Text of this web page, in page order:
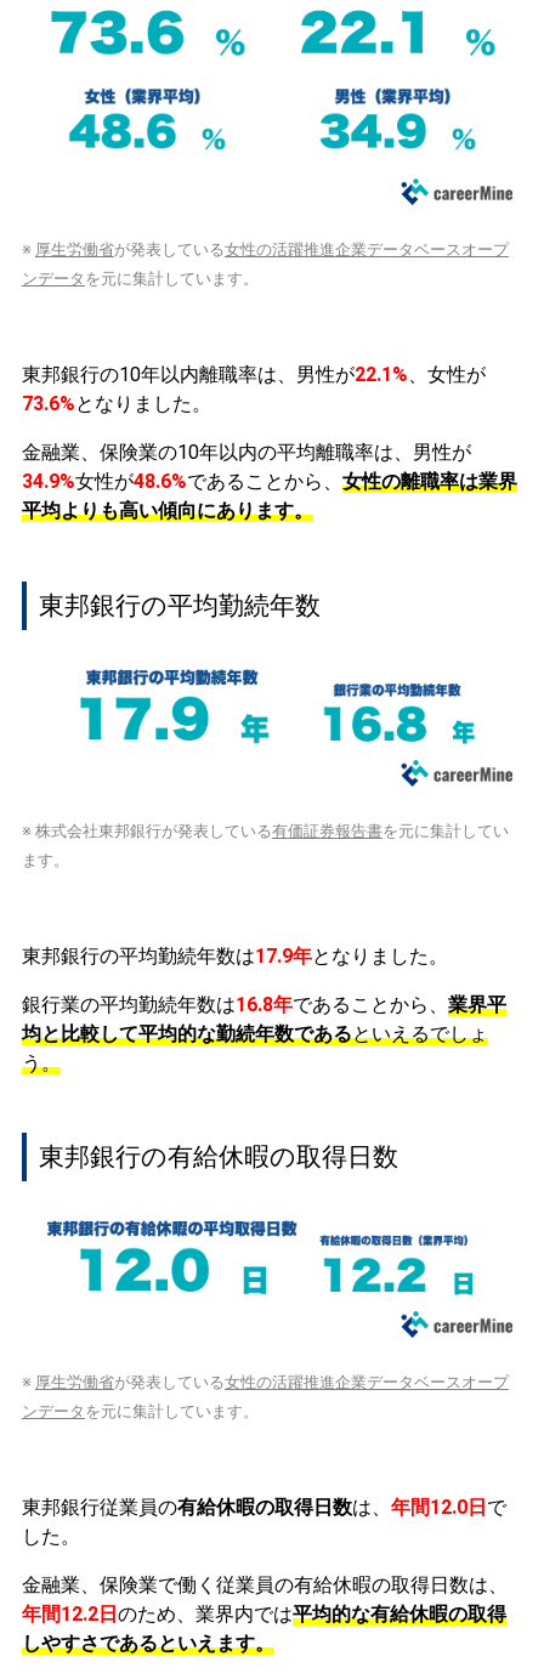
※ 厚生労働省が発表している女性の活躍推進企業データベースオープ
ンデータ を元に集計しています。
東邦銀行の10年以内離職率は、男性が22.1%、女性が
73.6%となりました。
金融業、保険業の10年以内の平均離職率は、男性が
34.9%女性が48.6%であることから、 女性の離職率は業界
平均よりも高い傾向にあります。
東邦銀行の平均勤続年数
※ 株式会社東邦銀行が発表している有価証券報告書を元に集計してい
ます。
東邦銀行の平均勤続年数は17.9年となりました。
銀行業の平均勤続年数は16.8年であることから、 業界平
均と比較して平均的な勤続年数であるといえるでしょ
う。
東邦銀行の有給休暇の取得日数
※ 厚生労働省が発表している女性の活躍推進企業データベースオープ
ンデータ を元に集計しています。
東邦銀行従業員の有給休暇の取得日数は、 年間12.0日で
した。
金融業、保険業で働く従業員の有給休暇の取得日数は、
年間12.2日のため、業界内では平均的な有給休暇の取得
しやすさであるといえます。